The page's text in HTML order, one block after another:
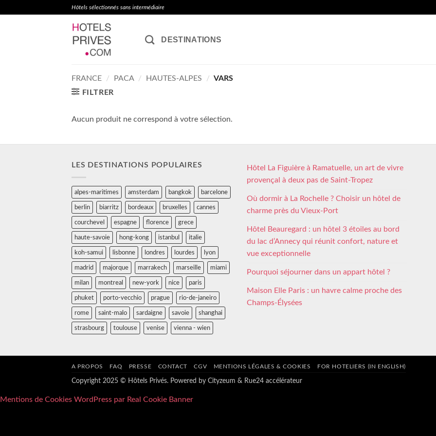
Hôtels sélectionnés sans intermédiaire
DESTINATIONS
FRANCE / PACA / HAUTES-ALPES / VARS
FILTRER
Aucun produit ne correspond à votre sélection.
LES DESTINATIONS POPULAIRES
alpes-maritimes amsterdam bangkok barcelone
berlin biarritz bordeaux bruxelles cannes
courchevel espagne florence grece
haute-savoie hong-kong istanbul italie
koh-samui lisbonne londres lourdes lyon
madrid majorque marrakech marseille miami
milan montreal new-york nice paris
phuket porto-vecchio prague rio-de-janeiro
rome saint-malo sardaigne savoie shanghai
strasbourg toulouse venise vienna - wien
Hôtel La Figuière à Ramatuelle, un art de vivre
provençal à deux pas de Saint-Tropez
Où dormir à La Rochelle ? Choisir un hôtel de
charme près du Vieux-Port
Hôtel Beauregard : un hôtel 3 étoiles au bord
du lac d’Annecy qui réunit confort, nature et
vue exceptionnelle
Pourquoi séjourner dans un appart hôtel ?
Maison Elle Paris : un havre calme proche des
Champs-Élysées
A PROPOS FAQ PRESSE CONTACT CGV MENTIONS LÉGALES & COOKIES FOR HOTELIERS (IN ENGLISH)
Copyright 2025 © Hôtels Privés. Powered by Cityzeum & Rue24 accélérateur
Mentions de Cookies WordPress par Real Cookie Banner